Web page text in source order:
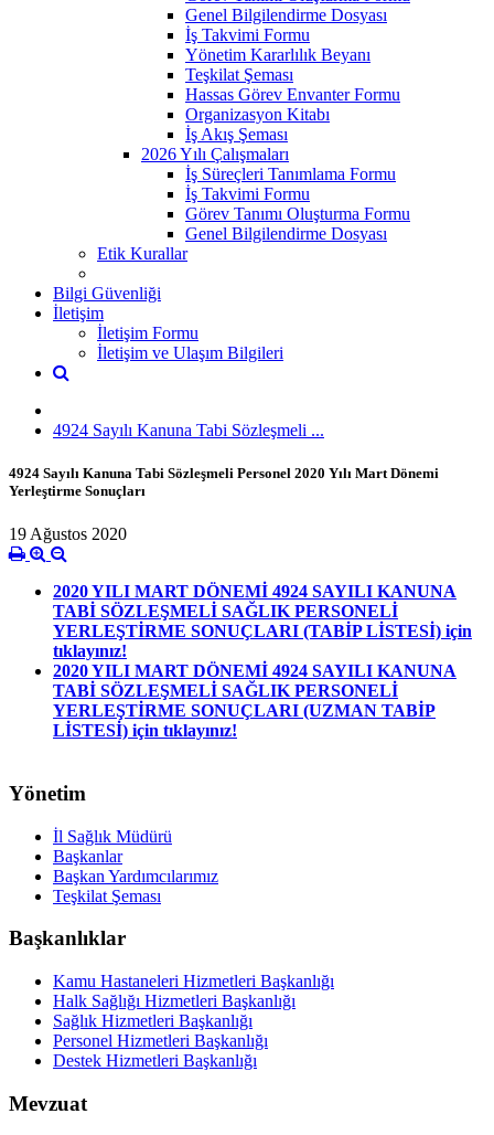
Genel Bilgilendirme Dosyası
İş Takvimi Formu
Yönetim Kararlılık Beyanı
Teşkilat Şeması
Hassas Görev Envanter Formu
Organizasyon Kitabı
İş Akış Şeması
2026 Yılı Çalışmaları
İş Süreçleri Tanımlama Formu
İş Takvimi Formu
Görev Tanımı Oluşturma Formu
Genel Bilgilendirme Dosyası
Etik Kurallar
Bilgi Güvenliği
İletişim
İletişim Formu
İletişim ve Ulaşım Bilgileri
4924 Sayılı Kanuna Tabi Sözleşmeli ...
4924 Sayılı Kanuna Tabi Sözleşmeli Personel 2020 Yılı Mart Dönemi
Yerleştirme Sonuçları
19 Ağustos 2020
2020 YILI MART DÖNEMİ 4924 SAYILI KANUNA
TABİ SÖZLEŞMELİ SAĞLIK PERSONELİ
YERLEŞTİRME SONUÇLARI (TABİP LİSTESİ) için
tıklayınız!
2020 YILI MART DÖNEMİ 4924 SAYILI KANUNA
TABİ SÖZLEŞMELİ SAĞLIK PERSONELİ
YERLEŞTİRME SONUÇLARI (UZMAN TABİP
LİSTESİ) için tıklayınız!
Yönetim
İl Sağlık Müdürü
Başkanlar
Başkan Yardımcılarımız
Teşkilat Şeması
Başkanlıklar
Kamu Hastaneleri Hizmetleri Başkanlığı
Halk Sağlığı Hizmetleri Başkanlığı
Sağlık Hizmetleri Başkanlığı
Personel Hizmetleri Başkanlığı
Destek Hizmetleri Başkanlığı
Mevzuat